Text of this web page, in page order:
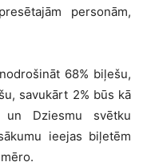
personām,
68% biļešu,
savukārt 2% būs kā
Dziesmu svētku
ieejas biļetēm